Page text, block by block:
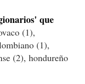
que
(1),
(1),
(2), hondureño